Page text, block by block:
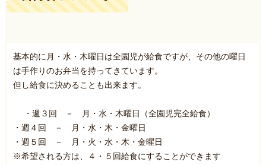
基本的に月・水・木曜日は全園児が給食ですが、その他の曜日
は手作りのお弁当を持ってきています。
但し給食に決めることも出来ます。
・週３回 － 月・水・木曜日（全園児完全給食）
・週４回 － 月・水・木・金曜日
・週５回 － 月・火・水・木・金曜日
※希望される方は、４・５回給食にすることができます